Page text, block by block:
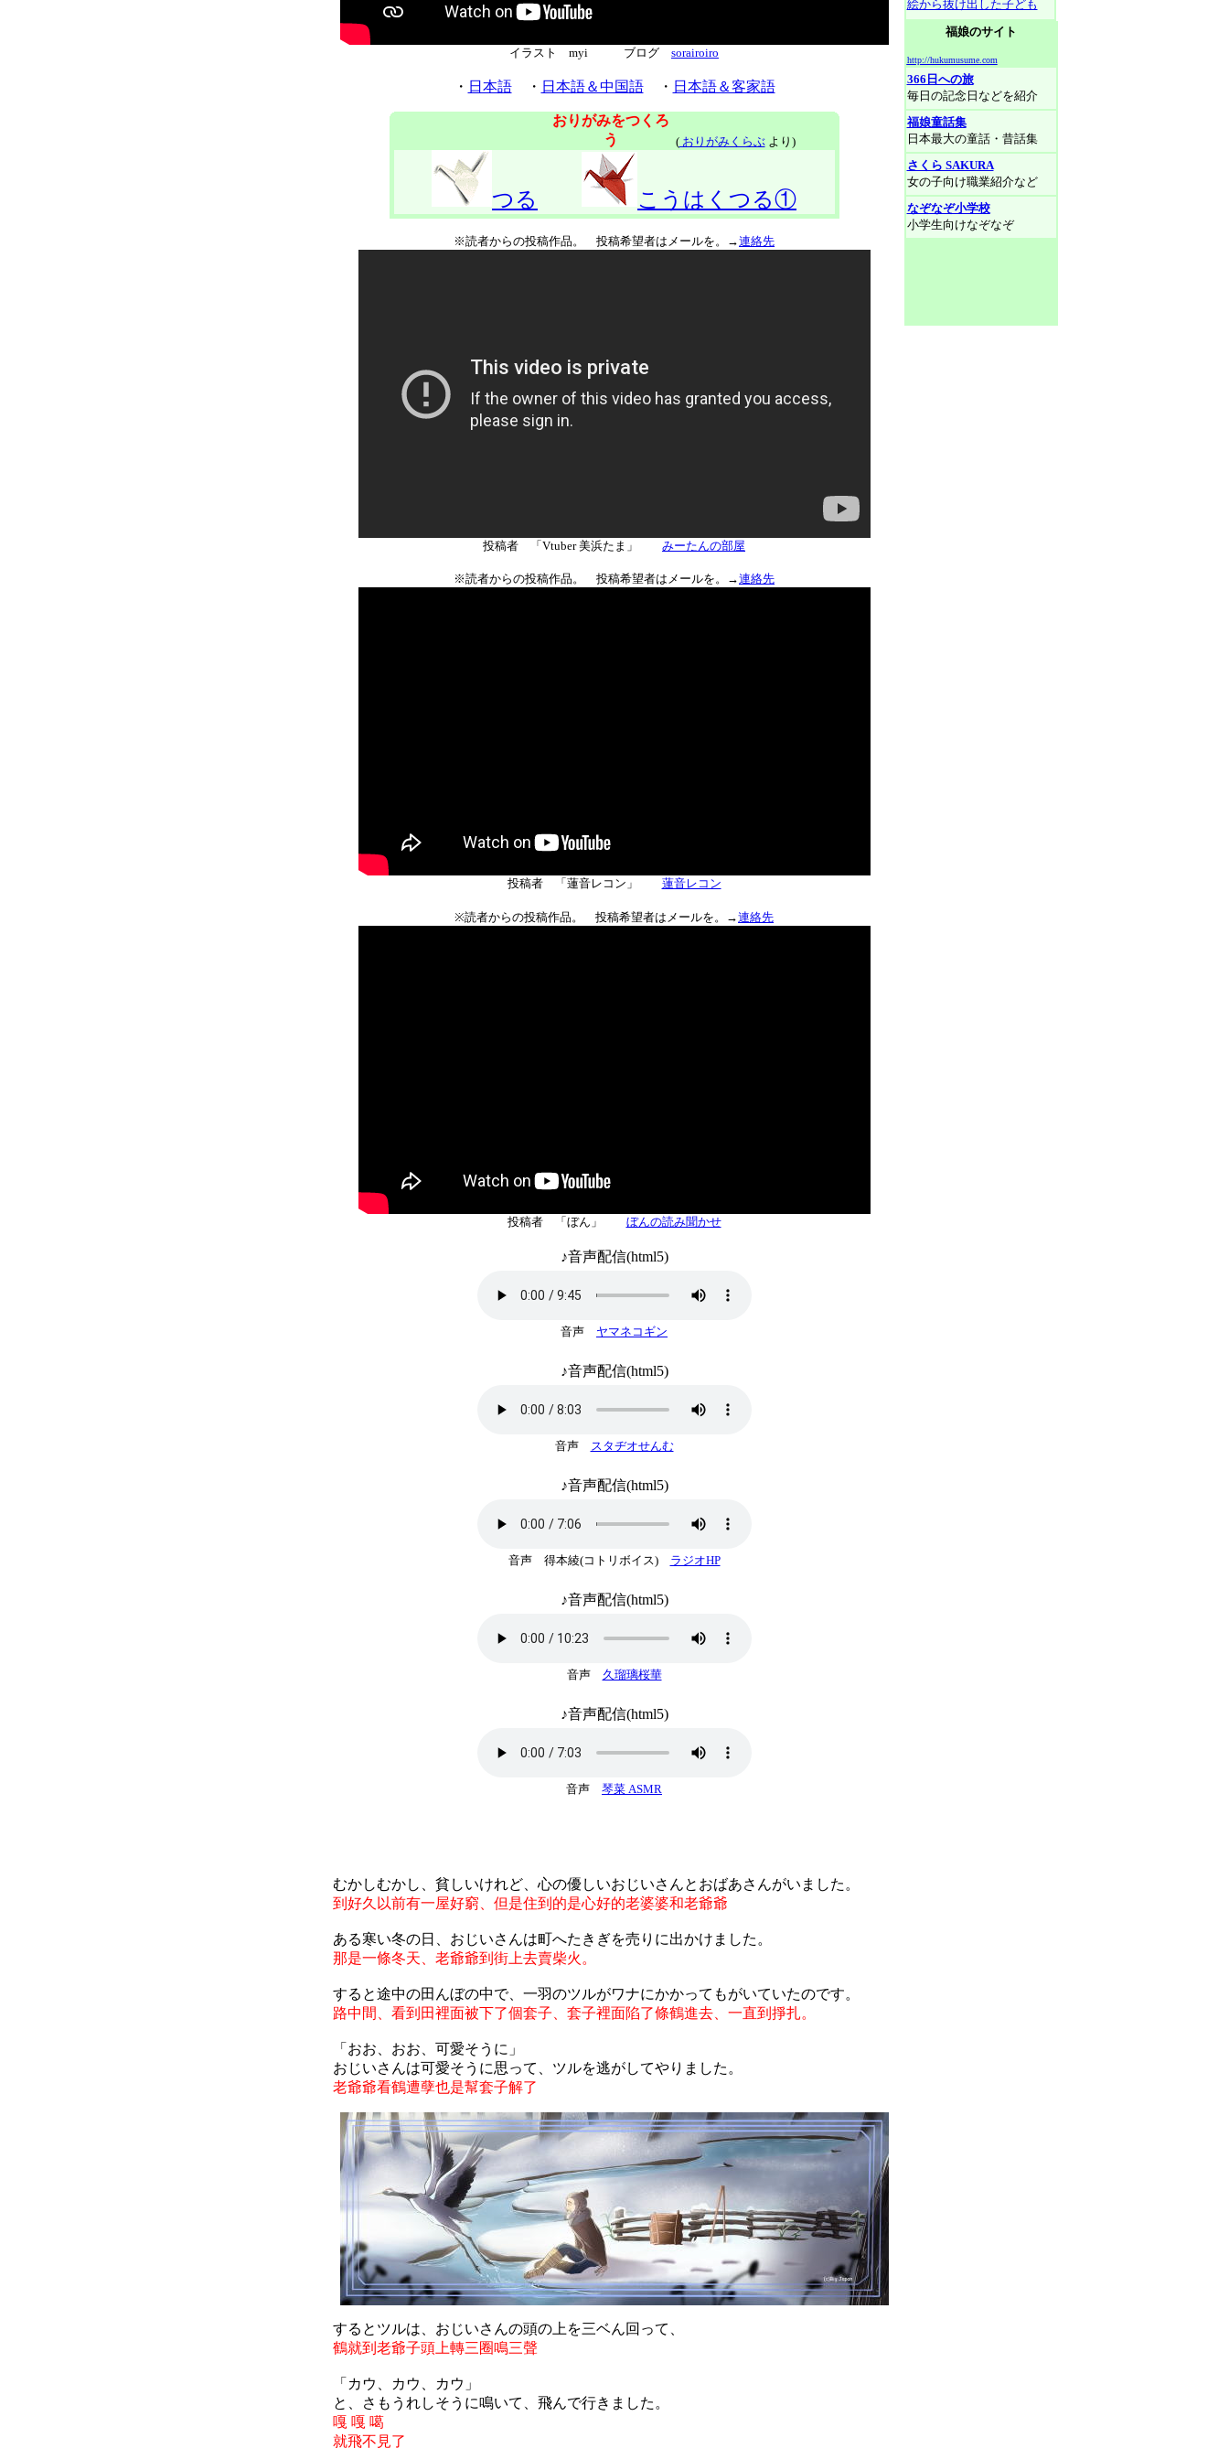
イラスト myi ブログ sorairoiro
・ 日本語・ 日本語＆中国語・ 日本語＆客家語
おりがみをつくろ
う
(おりがみくらぶより)
つる こうはくつる①
※読者からの投稿作品。 投稿希望者はメールを。→連絡先
投稿者 「Vtuber 美浜たま」 みーたんの部屋
※読者からの投稿作品。 投稿希望者はメールを。→連絡先
投稿者 「蓮音レコン」 蓮音レコン
※読者からの投稿作品。 投稿希望者はメールを。→連絡先
投稿者 「ぼん」 ぼんの読み聞かせ
♪音声配信(html5)
音声 ヤマネコギン
♪音声配信(html5)
音声 スタヂオせんむ
♪音声配信(html5)
音声 得本綾(コトリボイス) ラジオHP
♪音声配信(html5)
音声 久瑠璃桜華
♪音声配信(html5)
音声 琴菜 ASMR
むかしむかし、貧しいけれど、心の優しいおじいさんとおばあさんがいました。
到好久以前有一屋好窮、但是住到的是心好的老婆婆和老爺爺
ある寒い冬の日、おじいさんは町へたきぎを売りに出かけました。
那是一條冬天、老爺爺到街上去賣柴火。
すると途中の田んぼの中で、一羽のツルがワナにかかってもがいていたのです。
路中間、看到田裡面被下了個套子、套子裡面陷了條鶴進去、一直到掙扎。
「おお、おお、可愛そうに」
おじいさんは可愛そうに思って、ツルを逃がしてやりました。
老爺爺看鶴遭孽也是幫套子解了
するとツルは、おじいさんの頭の上を三ベん回って、
鶴就到老爺子頭上轉三圈鳴三聲
「カウ、カウ、カウ」
と、さもうれしそうに鳴いて、飛んで行きました。
嘎 嘎 噶
就飛不見了
絵から抜け出した子ども
福娘のサイト
http://hukumusume.com
366日への旅
毎日の記念日などを紹介
福娘童話集
日本最大の童話・昔話集
さくら SAKURA
女の子向け職業紹介など
なぞなぞ小学校
小学生向けなぞなぞ